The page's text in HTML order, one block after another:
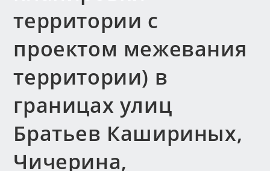
территории с
проектом межевания
территории) в
границах улиц
Братьев Кашириных,
Чичерина,